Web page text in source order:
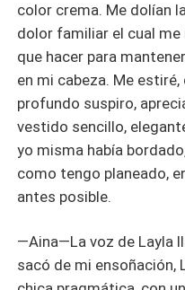
color crema. Me dolían
dolor familiar el cual
que hacer para
en mi cabeza. Me
profundo suspiro,
vestido sencillo,
yo misma había
como tengo planeado,
antes posible.
—Aina—La voz de Layla
sacó de mi ensoñación,